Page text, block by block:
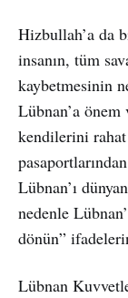
Hizbullah’a da
insanın, tüm
kaybetmesinin
Lübnan’a önem
kendilerini
Lübnan’ı
nedenle
dönün”
Lübnan